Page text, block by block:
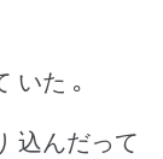
いた ｡
込んだって